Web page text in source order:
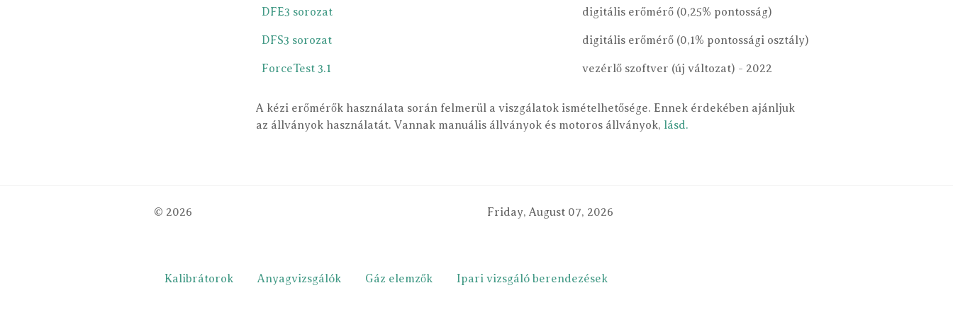
DFE3 sorozat digitális erőmérő (0,25% pontosság)
DFS3 sorozat digitális erőmérő (0,1% pontossági osztály)
ForceTest 3.1 vezérlő szoftver (új változat) - 2022
A kézi erőmérők használata során felmerül a viszgálatok ismételhetősége. Ennek érdekében ajánljuk
az állványok használatát. Vannak manuális állványok és motoros állványok, lásd.
© 2026 Friday, August 07, 2026
Kalibrátorok Anyagvizsgálók Gáz elemzők Ipari vizsgáló berendezések